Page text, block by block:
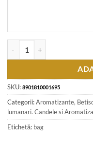
SKU: 8901810001695
Categorii:Aromatizante,
lumanari. Candele si
Etichetă: bag